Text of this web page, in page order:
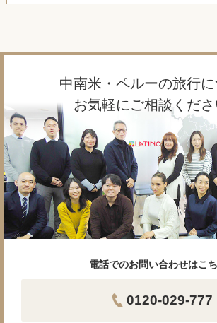
中南米・ペルーの旅行
お気軽にご相談くださ
電話でのお問い合わせはこ
0120-029-777